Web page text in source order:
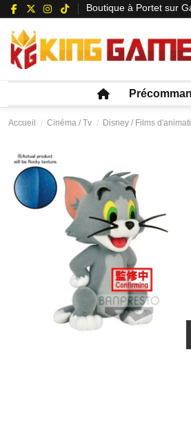
Boutique à Portet sur
Accueil Cinéma / Tv Disney / Films